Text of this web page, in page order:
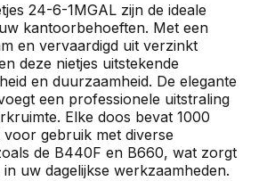
24-6-1MGAL zijn de ideale
kantoorbehoeften. Met een
en vervaardigd uit verzinkt
deze nietjes uitstekende
en duurzaamheid. De elegante
een professionele uitstraling
Elke doos bevat 1000
gebruik met diverse
de B440F en B660, wat zorgt
uw dagelijkse werkzaamheden.